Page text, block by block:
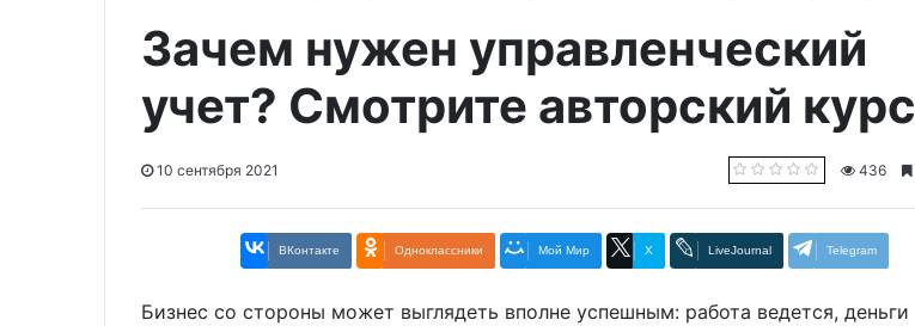
Зачем нужен управленческий
учет? Смотрите авторский курс
10 сентября 2021 436
ВКонтакте Одноклассники Мой Мир X LiveJournal Telegram
Бизнес со стороны может выглядеть вполне успешным: работа ведется, деньги